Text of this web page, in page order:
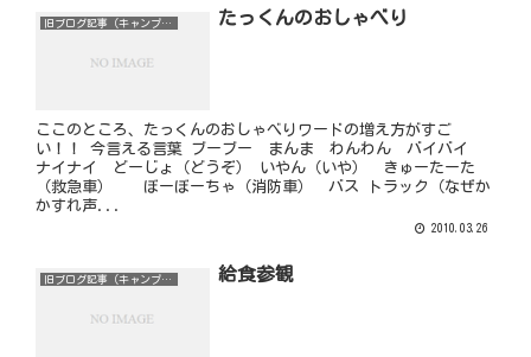
旧ブログ記事（キャンプ以外） たっくんのおしゃべり
ここのところ、たっくんのおしゃべりワードの増え方がすご
い！！ 今言える言葉 ブーブー まんま わんわん バイバイ
ナイナイ どーじょ（どうぞ） いやん（いや） きゅーたーた
（救急車） ぼーぼーちゃ（消防車） バス トラック（なぜか
かすれ声...
2010.03.26
旧ブログ記事（キャンプ以外） 給食参観